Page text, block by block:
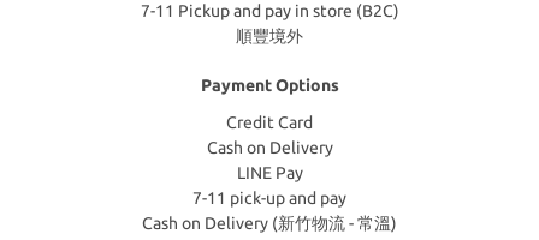
7-11 Pickup and pay in store (B2C)
順豐境外
Payment Options
Credit Card
Cash on Delivery
LINE Pay
7-11 pick-up and pay
Cash on Delivery (新竹物流 - 常溫)